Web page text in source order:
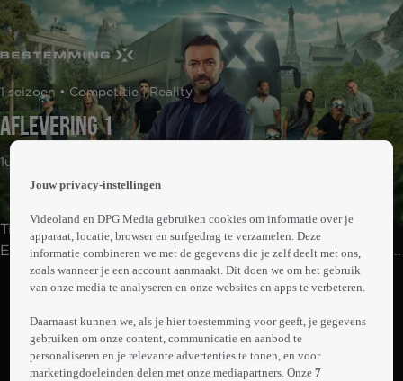
page
1 seizoen • Competitie | Reality
Aflevering 1
1uur19min
Tien onbekende Nederlanders maken een reis door
Europa. Ze weten alleen niet waar ze zijn, want ze reizen
in een geblindeerde bus richting de eindlocatie:
Bestemming X. Wie hier het eerst aankomt, wint dit
avontuur. Onderweg krijgen de kandidaten verschillende
opdrachten waarmee ze hints kunnen winnen, maar
kunnen ze deze onderscheiden van de misleidingen?
Abonneren op Videoland
Trailer
Meer
info
Jouw privacy-instellingen
Videoland en DPG Media gebruiken cookies om informatie over je
apparaat, locatie, browser en surfgedrag te verzamelen. Deze
informatie combineren we met de gegevens die je zelf deelt met ons,
zoals wanneer je een account aanmaakt. Dit doen we om het gebruik
van onze media te analyseren en onze websites en apps te verbeteren.
Daarnaast kunnen we, als je hier toestemming voor geeft, je gegevens
gebruiken om onze content, communicatie en aanbod te
personaliseren en je relevante advertenties te tonen, en voor
marketingdoeleinden delen met onze mediapartners. Onze7